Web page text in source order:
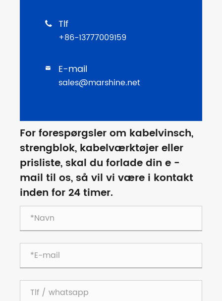
 Tlf
+86-13777009159
 E-mail
sales@marshine.net
For forespørgsler om kabelvinsch,
strengblok, kabelværktøjer eller
prisliste, skal du forlade din e -
mail til os, så vil vi være i kontakt
inden for 24 timer.